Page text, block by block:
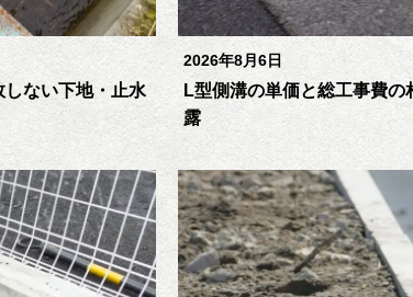
ない下地・止水
2026年8月6日
L型側溝の単価と総工事費
露